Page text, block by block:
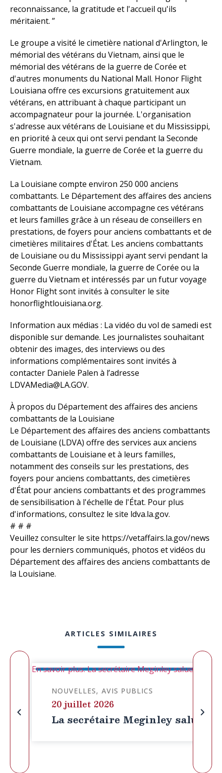
reconnaissance, la gratitude et l'accueil qu'ils
méritaient. ”
Le groupe a visité le cimetière national d'Arlington, le
mémorial des vétérans du Vietnam, ainsi que le
mémorial des vétérans de la guerre de Corée et
d'autres monuments du National Mall. Honor Flight
Louisiana offre ces excursions gratuitement aux
vétérans, en attribuant à chaque participant un
accompagnateur pour la journée. L'organisation
s'adresse aux vétérans de Louisiane et du Mississippi,
en priorité à ceux qui ont servi pendant la Seconde
Guerre mondiale, la guerre de Corée et la guerre du
Vietnam.
La Louisiane compte environ 250 000 anciens
combattants. Le Département des affaires des anciens
combattants de Louisiane accompagne ces vétérans
et leurs familles grâce à un réseau de conseillers en
prestations, de foyers pour anciens combattants et de
cimetières militaires d'État. Les anciens combattants
de Louisiane ou du Mississippi ayant servi pendant la
Seconde Guerre mondiale, la guerre de Corée ou la
guerre du Vietnam et intéressés par un futur voyage
Honor Flight sont invités à consulter le site
honorflightlouisiana.org.
Information aux médias : La vidéo du vol de samedi est
disponible sur demande. Les journalistes souhaitant
obtenir des images, des interviews ou des
informations complémentaires sont invités à
contacter Daniele Palen à l’adresse
LDVAMedia@LA.GOV.
À propos du Département des affaires des anciens
combattants de la Louisiane
Le Département des affaires des anciens combattants
de Louisiane (LDVA) offre des services aux anciens
combattants de Louisiane et à leurs familles,
notamment des conseils sur les prestations, des
foyers pour anciens combattants, des cimetières
d'État pour anciens combattants et des programmes
de sensibilisation à l'échelle de l'État. Pour plus
d'informations, consultez le site ldva.la.gov.
# # #
Veuillez consulter le site https://vetaffairs.la.gov/news
pour les derniers communiqués, photos et vidéos du
Département des affaires des anciens combattants de
la Louisiane.
ARTICLES SIMILAIRES
NOUVELLES AVIS PUBLICS
20 juillet 2026
La secrétaire Meginley salue le
En savoir plus: La secrétaire Meginley salue le